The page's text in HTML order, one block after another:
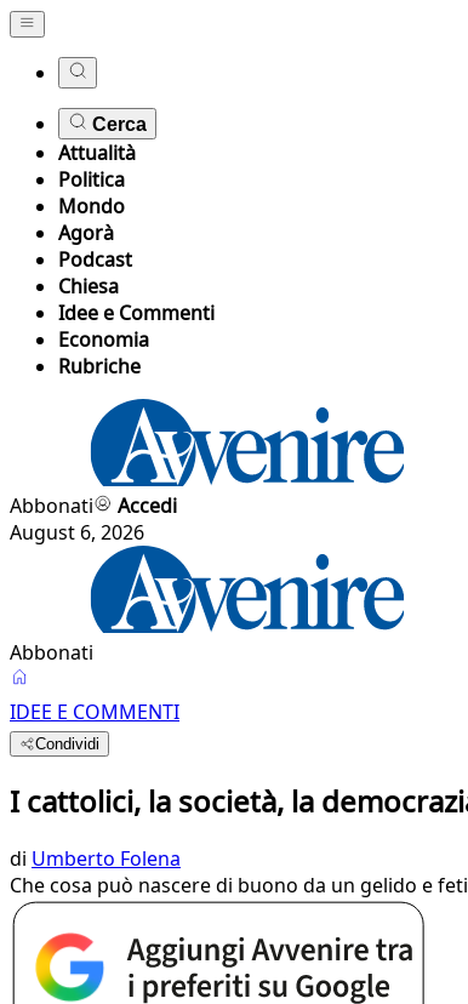
Cerca
Attualità
Politica
Mondo
Agorà
Podcast
Chiesa
Idee e Commenti
Economia
Rubriche
Abbonati
Accedi
August 6, 2026
Abbonati
IDEE E COMMENTI
Condividi
I cattolici, la società, la
di Umberto Folena
Che cosa può nascere di buono da un gelido e